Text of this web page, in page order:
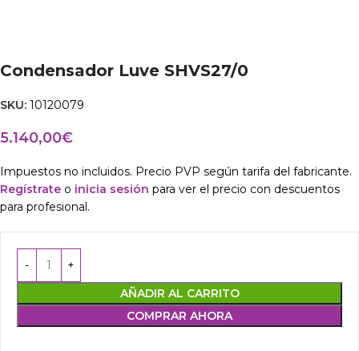
Condensador Luve SHVS27/0
SKU: 10120079
5.140,00€
Impuestos no incluidos. Precio PVP según tarifa del fabricante.
Regístrate o inicia sesión para ver el precio con descuentos
para profesional.
AÑADIR AL CARRITO
COMPRAR AHORA